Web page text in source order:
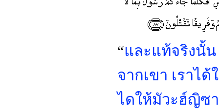
“และแท้จริงนั้
จากเขา เราไ
ไดให้มัวะฮ์ญิซ